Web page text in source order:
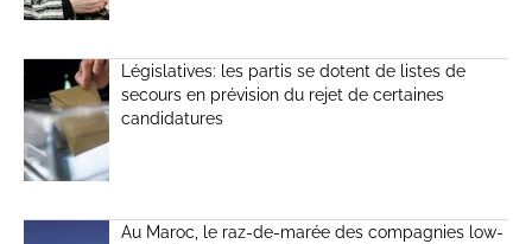
Législatives: les partis se dotent de listes de
secours en prévision du rejet de certaines
candidatures
Au Maroc, le raz-de-marée des compagnies low-